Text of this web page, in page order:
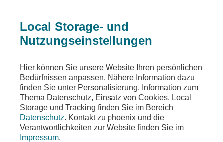
Local Storage- und
Nutzungseinstellungen
Hier können Sie unsere Website Ihren persönlichen
Bedürfnissen anpassen. Nähere Information dazu
finden Sie unter Personalisierung. Information zum
Thema Datenschutz, Einsatz von Cookies, Local
Storage und Tracking finden Sie im Bereich
Datenschutz. Kontakt zu phoenix und die
Verantwortlichkeiten zur Website finden Sie im
Impressum.